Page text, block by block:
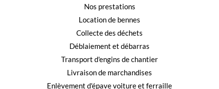
Nos prestations
Location de bennes
Collecte des déchets
Déblaiement et débarras
Transport d'engins de chantier
Livraison de marchandises
Enlèvement d'épave voiture et ferraille